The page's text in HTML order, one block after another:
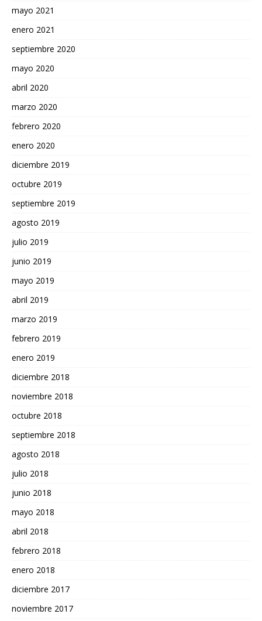
mayo 2021
enero 2021
septiembre 2020
mayo 2020
abril 2020
marzo 2020
febrero 2020
enero 2020
diciembre 2019
octubre 2019
septiembre 2019
agosto 2019
julio 2019
junio 2019
mayo 2019
abril 2019
marzo 2019
febrero 2019
enero 2019
diciembre 2018
noviembre 2018
octubre 2018
septiembre 2018
agosto 2018
julio 2018
junio 2018
mayo 2018
abril 2018
febrero 2018
enero 2018
diciembre 2017
noviembre 2017